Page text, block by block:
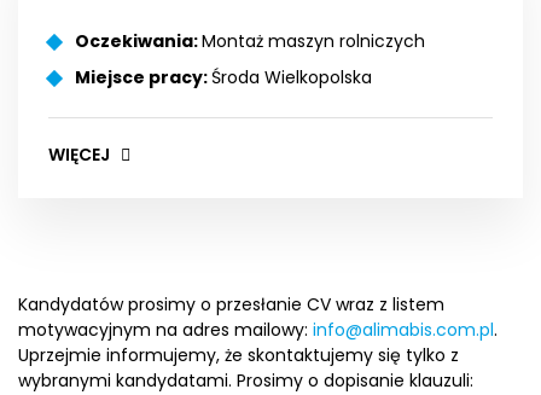
Oczekiwania:Montaż maszyn rolniczych
Miejsce pracy:Środa Wielkopolska
WIĘCEJ
Kandydatów prosimy o przesłanie CV wraz z listem
motywacyjnym na adres mailowy: info@alimabis.com.pl.
Uprzejmie informujemy, że skontaktujemy się tylko z
wybranymi kandydatami. Prosimy o dopisanie klauzuli: